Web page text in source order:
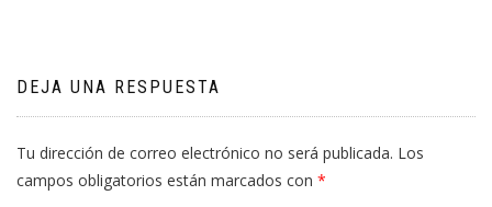
DEJA UNA RESPUESTA
Tu dirección de correo electrónico no será publicada. Los
campos obligatorios están marcados con *